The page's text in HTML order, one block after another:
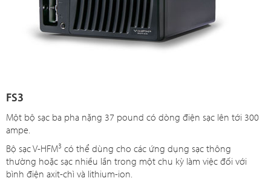
FS3
Một bộ sạc ba pha nặng 37 pound có dòng điện sạc lên tới 300
ampe.
Bộ sạc V-HFM3 có thể dùng cho các ứng dụng sạc thông
thường hoặc sạc nhiều lần trong một chu kỳ làm việc đối với
bình điện axit-chì và lithium-ion.